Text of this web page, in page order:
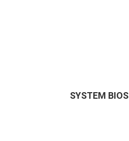
SYSTEM BIOS